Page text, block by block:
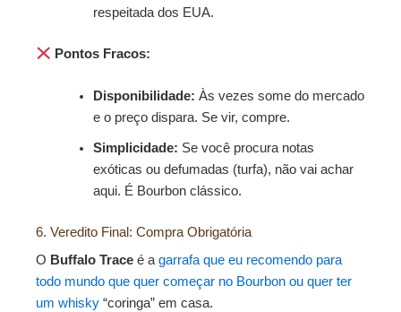
respeitada dos EUA.
Pontos Fracos:
Disponibilidade: Às vezes some do mercado
e o preço dispara. Se vir, compre.
Simplicidade: Se você procura notas
exóticas ou defumadas (turfa), não vai achar
aqui. É Bourbon clássico.
6. Veredito Final: Compra Obrigatória
O Buffalo Trace é agarrafa que eu recomendo para
todo mundo que quer começar no Bourbon ou quer ter
um whisky “coringa” em casa.